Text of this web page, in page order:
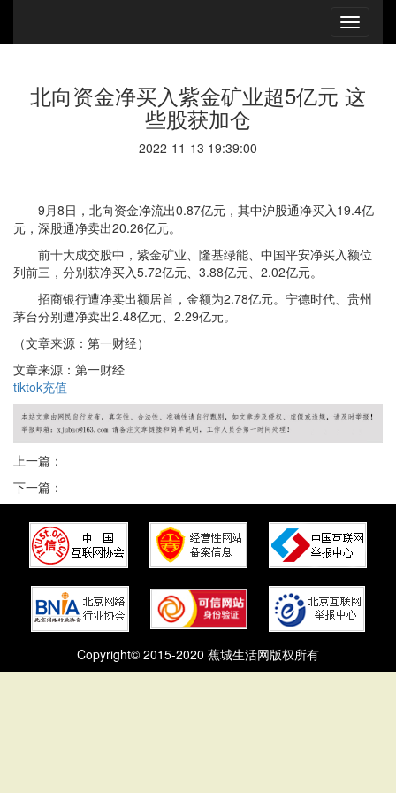
北向资金净买入紫金矿业超5亿元 这
些股获加仓
2022-11-13 19:39:00
9月8日，北向资金净流出0.87亿元，其中沪股通净买入19.4亿
元，深股通净卖出20.26亿元。
前十大成交股中，紫金矿业、隆基绿能、中国平安净买入额位
列前三，分别获净买入5.72亿元、3.88亿元、2.02亿元。
招商银行遭净卖出额居首，金额为2.78亿元。宁德时代、贵州
茅台分别遭净卖出2.48亿元、2.29亿元。
（文章来源：第一财经）
文章来源：第一财经
tiktok充值
上一篇：
下一篇：
Copyright© 2015-2020 蕉城生活网版权所有